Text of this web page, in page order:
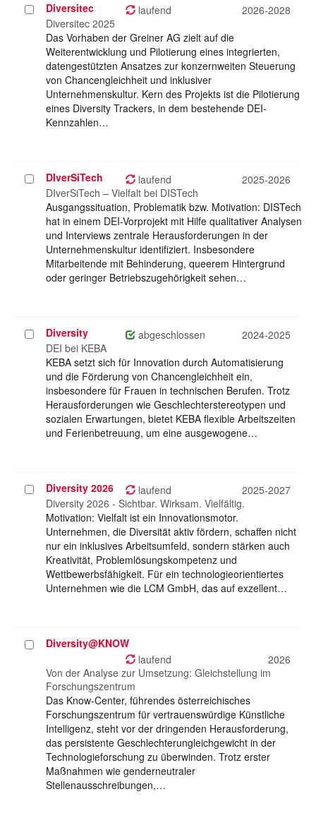
Projekt
auswählen
Diversitec laufend
2026-2028
Diversitec 2025
Das Vorhaben der Greiner AG zielt auf die
Weiterentwicklung und Pilotierung eines integrierten,
datengestützten Ansatzes zur konzernweiten Steuerung
von Chancengleichheit und inklusiver
Unternehmenskultur. Kern des Projekts ist die Pilotierung
eines Diversity Trackers, in dem bestehende DEI-
Kennzahlen…
Projekt
auswählen
DIverSiTech laufend
2025-2026
DIverSiTech – Vielfalt bei DISTech
Ausgangssituation, Problematik bzw. Motivation: DISTech
hat in einem DEI-Vorprojekt mit Hilfe qualitativer Analysen
und Interviews zentrale Herausforderungen in der
Unternehmenskultur identifiziert. Insbesondere
Mitarbeitende mit Behinderung, queerem Hintergrund
oder geringer Betriebszugehörigkeit sehen…
Projekt
auswählen
Diversity abgeschlossen
2024-2025
DEI bei KEBA
KEBA setzt sich für Innovation durch Automatisierung
und die Förderung von Chancengleichheit ein,
insbesondere für Frauen in technischen Berufen. Trotz
Herausforderungen wie Geschlechterstereotypen und
sozialen Erwartungen, bietet KEBA flexible Arbeitszeiten
und Ferienbetreuung, um eine ausgewogene…
Projekt
auswählen
Diversity 2026 laufend
2025-2027
Diversity 2026 - Sichtbar. Wirksam. Vielfältig.
Motivation: Vielfalt ist ein Innovationsmotor.
Unternehmen, die Diversität aktiv fördern, schaffen nicht
nur ein inklusives Arbeitsumfeld, sondern stärken auch
Kreativität, Problemlösungskompetenz und
Wettbewerbsfähigkeit. Für ein technologieorientiertes
Unternehmen wie die LCM GmbH, das auf exzellent…
ProjektDiversity@KNOW
laufend
2026
Von der Analyse zur Umsetzung: Gleichstellung im
Forschungszentrum
Das Know-Center, führendes österreichisches
Forschungszentrum für vertrauenswürdige Künstliche
Intelligenz, steht vor der dringenden Herausforderung,
das persistente Geschlechterungleichgewicht in der
Technologieforschung zu überwinden. Trotz erster
Maßnahmen wie genderneutraler
Stellenausschreibungen,…